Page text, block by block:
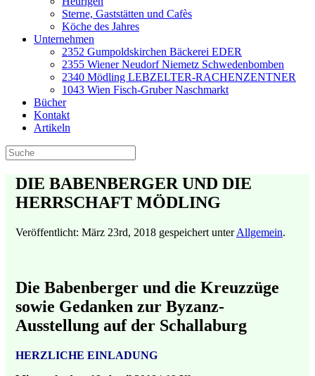
Sterne, Gaststätten und Cafès
Köche des Jahres
Unternehmen
2352 Gumpoldskirchen Bäckerei EDER
2355 Wiener Neudorf Niemetz Schwedenbomben
2340 Mödling LEBZELTER-RACHENZENTNER
1043 Wien Fisch-Gruber Naschmarkt
Bücher
Kontakt
Artikeln
DIE BABENBERGER UND DIE
HERRSCHAFT MÖDLING
Veröffentlicht: März 23rd, 2018 gespeichert unterAllgemein.
Die Babenberger und die Kreuzzüge
sowie Gedanken zur Byzanz-
Ausstellung auf der Schallaburg
HERZLICHE EINLADUNG